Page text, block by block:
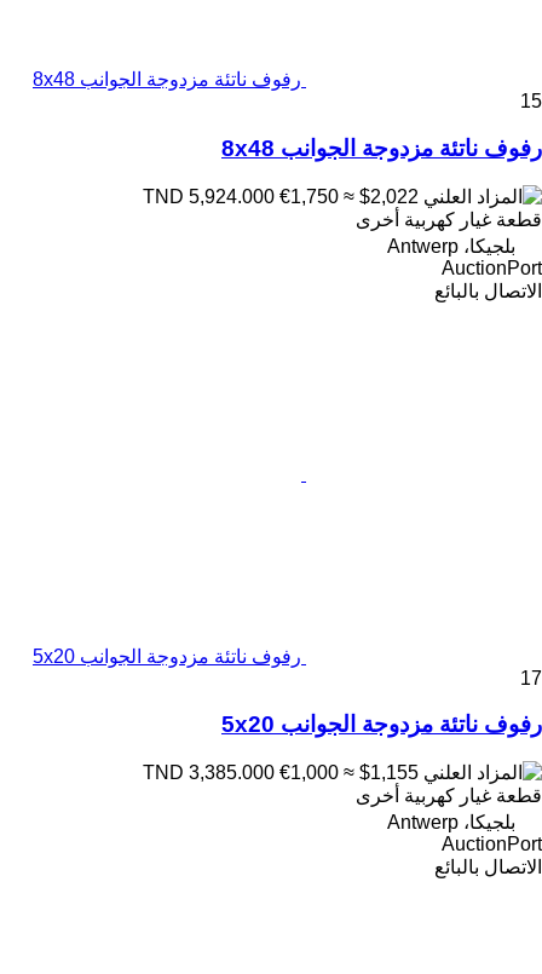
رفوف ناتئة مزدوجة الجوانب 8x48
15
رفوف ناتئة مزدوجة الجوانب 8x48
€1,750 ≈ $2,022
قطعة غيار كهربية أخرى
بلجيكا، Antwerp
AuctionPort
الاتصال بالبائع
رفوف ناتئة مزدوجة الجوانب 5x20
17
رفوف ناتئة مزدوجة الجوانب 5x20
€1,000 ≈ $1,155
قطعة غيار كهربية أخرى
بلجيكا، Antwerp
AuctionPort
الاتصال بالبائع